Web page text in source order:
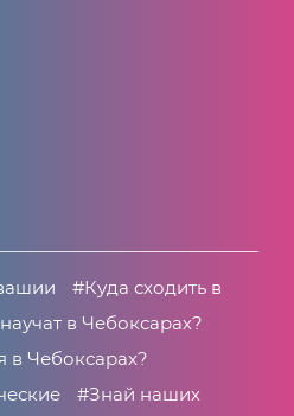
#Куда сходить в
в Чебоксарах?
в Чебоксарах?
#Знай наших